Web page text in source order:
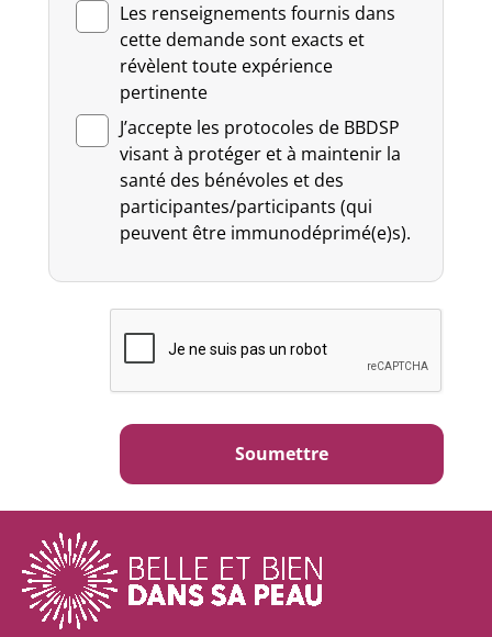
Les renseignements fournis dans
cette demande sont exacts et
révèlent toute expérience
pertinente
J’accepte les protocoles de BBDSP
visant à protéger et à maintenir la
santé des bénévoles et des
participantes/participants (qui
peuvent être immunodéprimé(e)s).
Soumettre